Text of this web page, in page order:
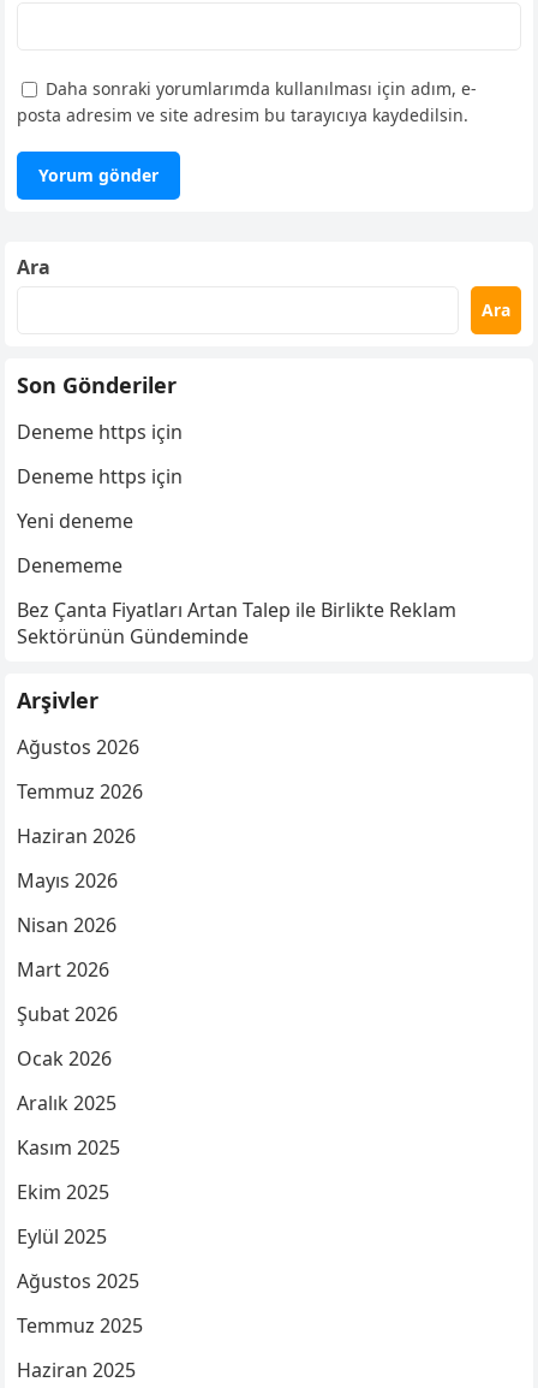
Daha sonraki yorumlarımda kullanılması için adım, e-
posta adresim ve site adresim bu tarayıcıya kaydedilsin.
Ara
Ara
Son Gönderiler
Deneme https için
Deneme https için
Yeni deneme
Denememe
Bez Çanta Fiyatları Artan Talep ile Birlikte Reklam
Sektörünün Gündeminde
Arşivler
Ağustos 2026
Temmuz 2026
Haziran 2026
Mayıs 2026
Nisan 2026
Mart 2026
Şubat 2026
Ocak 2026
Aralık 2025
Kasım 2025
Ekim 2025
Eylül 2025
Ağustos 2025
Temmuz 2025
Haziran 2025